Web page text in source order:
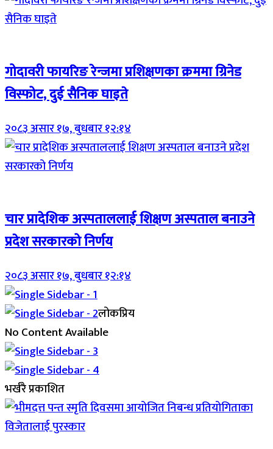
गोदावरी फायरिङ रेन्जमा प्रशिक्षणका क्रममा ग्रिनेड
विस्फोट, दुई सैनिक घाइते
२०८३ असार १७, बुधबार १२:१४
चार प्रादेशिक अस्पताललाई शिक्षण अस्पताल बनाउने
प्रदेश सरकारको निर्णय
२०८३ असार १७, बुधबार १२:१४
लोकप्रिय
No Content Available
भर्खरै प्रकाशित